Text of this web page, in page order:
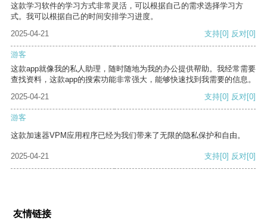
这款学习软件的学习方式非常灵活，可以根据自己的需求选择学习方
式。我可以根据自己的时间安排学习进度。
2025-04-21
支持[0] 反对[0]
游客
这款app就像我的私人助理，随时随地为我的办公提供帮助。我经常需要
查找资料，这款app的搜索功能非常强大，能够快速找到我需要的信息。
2025-04-21
支持[0] 反对[0]
游客
这款加速器VPM应用程序已经为我们带来了无限的隐私保护和自由。
2025-04-21 支持[0] 反对[0]
友情链接